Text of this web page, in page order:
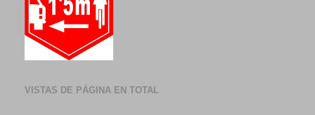
VISTAS DE PÁGINA EN TOTAL